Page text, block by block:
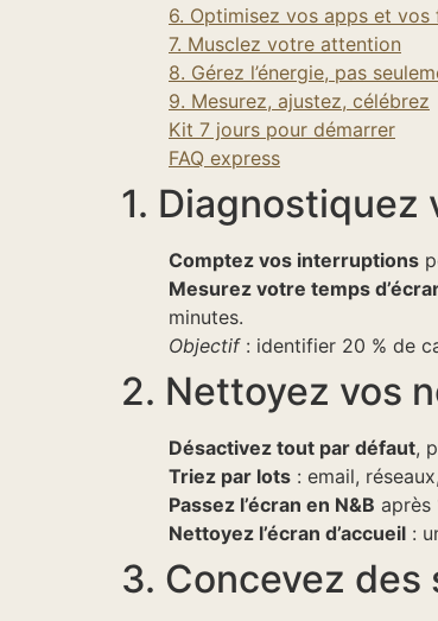
6. Optimisez vos apps et vos
7. Musclez votre attention
8. Gérez l’énergie, pas
9. Mesurez, ajustez, célébrez
Kit 7 jours pour démarrer
FAQ express
1.
Comptez vos interruptions
Mesurez votre temps
minutes.
Objectif: identifier 20 % de
2. Nettoyez vos
Désactivez tout par défaut,
Triez par lots : email,
Passez l’écran en N&B après
Nettoyez l’écran d’accueil :
3. Concevez